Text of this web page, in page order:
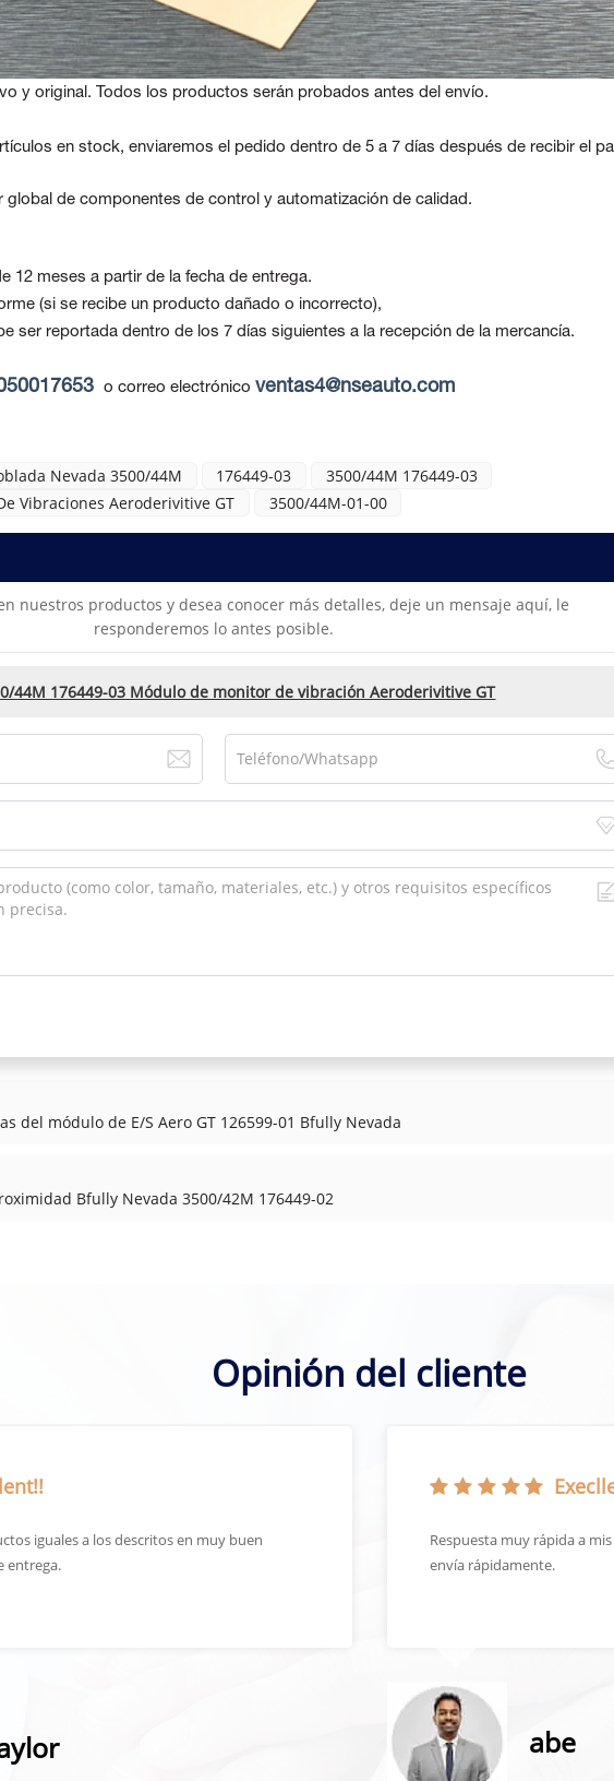
y original. Todos los productos serán probados antes del envío.
en stock, enviaremos el pedido dentro de 5 a 7 días después de recibir el
global de componentes de control y automatización de calidad.
12 meses a partir de la fecha de entrega.
(si se recibe un producto dañado o incorrecto),
ser reportada dentro de los 7 días siguientes a la recepción de la mercancía.
o correo electrónico ventas4@nseauto.com
Nevada 3500/44M 176449-03
3500/44M 176449-03
Vibraciones Aeroderivitive GT
3500/44M-01-00
nuestros productos y desea conocer más detalles, deje un mensaje aquí, le
responderemos lo antes posible.
44M 176449-03 Módulo de monitor de vibración Aeroderivitive GT
del módulo de E/S Aero GT 126599-01 Bfully Nevada
Bfully Nevada 3500/42M 176449-02
Opinión del cliente
iguales a los descritos en muy buen
entrega.
Respuesta muy rápida a
envía rápidamente.
abe